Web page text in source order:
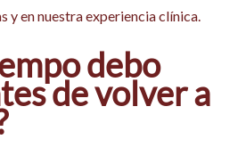
y en nuestra experiencia clínica.
debo
de volver a